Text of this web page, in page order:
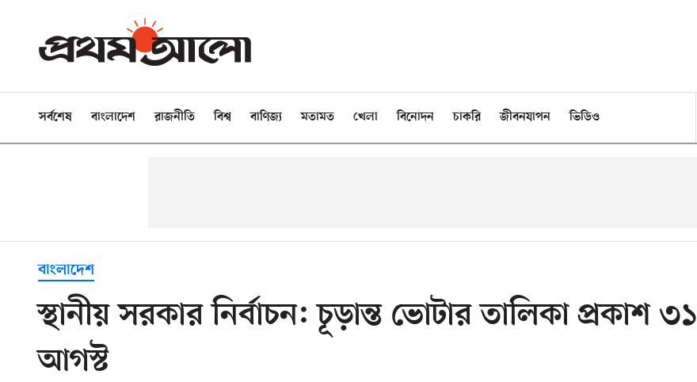
সর্বশেষ বাংলাদেশ রাজনীতি বিশ্ব বাণিজ্য মতামত খেলা বিনোদন চাকরি জীবনযাপন ভিডিও
বাংলাদেশ
স্থানীয় সরকার নির্বাচন: চূড়ান্ত ভোটার তালিকা প্রকাশ ৩১
আগস্ট